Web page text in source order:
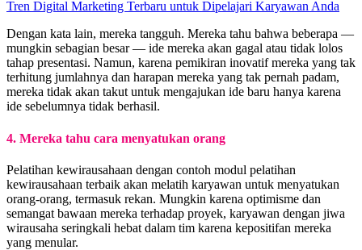
Tren Digital Marketing Terbaru untuk Dipelajari Karyawan Anda
Dengan kata lain, mereka tangguh. Mereka tahu bahwa beberapa —
mungkin sebagian besar — ide mereka akan gagal atau tidak lolos
tahap presentasi. Namun, karena pemikiran inovatif mereka yang tak
terhitung jumlahnya dan harapan mereka yang tak pernah padam,
mereka tidak akan takut untuk mengajukan ide baru hanya karena
ide sebelumnya tidak berhasil.
4. Mereka tahu cara menyatukan orang
Pelatihan kewirausahaan dengan contoh modul pelatihan
kewirausahaan terbaik akan melatih karyawan untuk menyatukan
orang-orang, termasuk rekan. Mungkin karena optimisme dan
semangat bawaan mereka terhadap proyek, karyawan dengan jiwa
wirausaha seringkali hebat dalam tim karena kepositifan mereka
yang menular.